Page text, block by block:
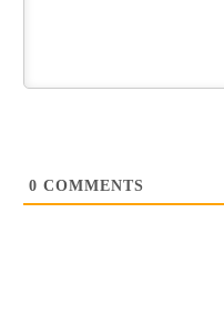
0 COMMENTS